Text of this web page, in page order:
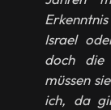
Israel
doch die
müssen
ich, da